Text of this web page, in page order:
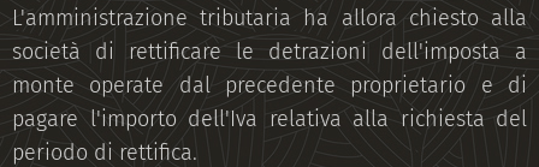
L'amministrazione tributaria ha allora chiesto alla
società di rettificare le detrazioni dell'imposta a
monte operate dal precedente proprietario e di
pagare l'importo dell'Iva relativa alla richiesta del
periodo di rettifica.